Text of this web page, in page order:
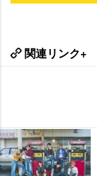
関連リンク+